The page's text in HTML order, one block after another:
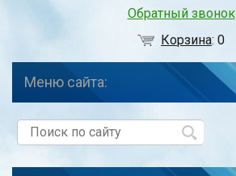
Обратный звонок
Корзина:0
Меню сайта: